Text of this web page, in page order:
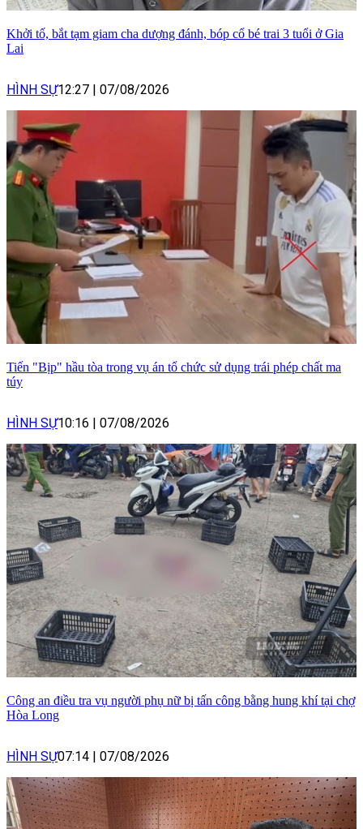
Khởi tố, bắt tạm giam cha dượng đánh, bóp cổ bé trai 3 tuổi ở Gia
Lai
HÌNH SỰ12:27 | 07/08/2026
Tiến "Bịp" hầu tòa trong vụ án tổ chức sử dụng trái phép chất ma
túy
HÌNH SỰ10:16 | 07/08/2026
Công an điều tra vụ người phụ nữ bị tấn công bằng hung khí tại chợ
Hòa Long
HÌNH SỰ07:14 | 07/08/2026